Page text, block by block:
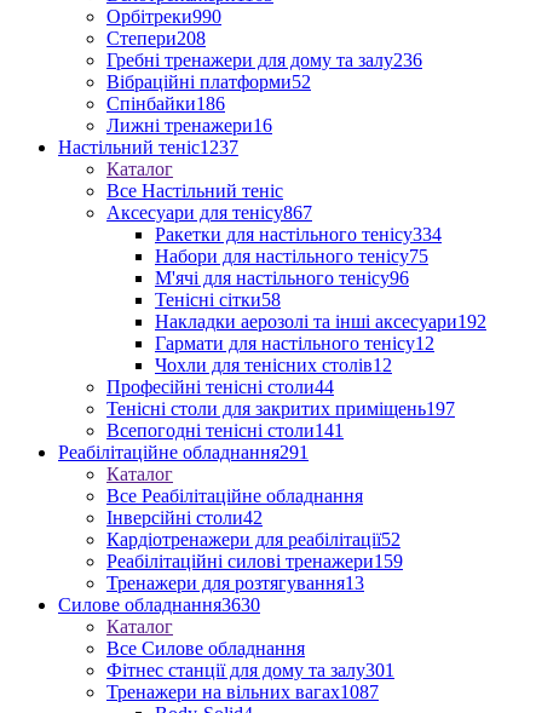
Орбітреки990
Степери208
Гребні тренажери для дому та залу236
Вібраційні платформи52
Спінбайки186
Лижні тренажери16
Настільний теніс1237
Каталог
Все Настільний теніс
Аксесуари для тенісу867
Ракетки для настільного тенісу334
Набори для настільного тенісу75
М'ячі для настільного тенісу96
Тенісні сітки58
Накладки аерозолі та інші аксесуари192
Гармати для настільного тенісу12
Чохли для тенісних столів12
Професійні тенісні столи44
Тенісні столи для закритих приміщень197
Всепогодні тенісні столи141
Реабілітаційне обладнання291
Каталог
Все Реабілітаційне обладнання
Інверсійні столи42
Кардіотренажери для реабілітації52
Реабілітаційні силові тренажери159
Тренажери для розтягування13
Силове обладнання3630
Каталог
Все Силове обладнання
Фітнес станції для дому та залу301
Тренажери на вільних вагах1087